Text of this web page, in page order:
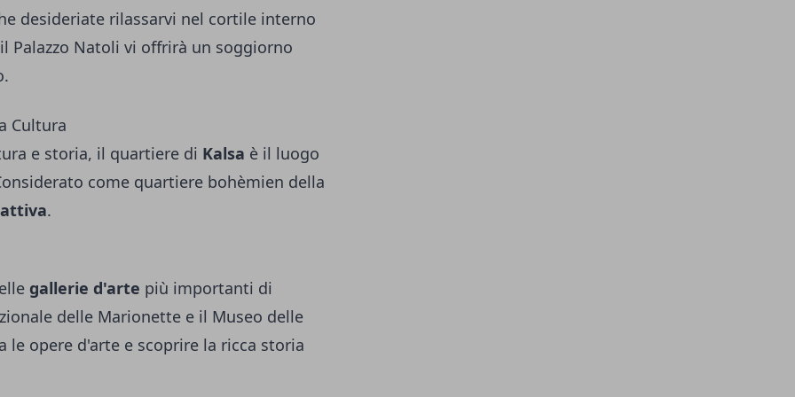
desideriate rilassarvi nel cortile interno
Palazzo Natoli vi offrirà un soggiorno
Cultura
e storia, il quartiere di Kalsa è il luogo
come quartiere bohèmien della
.
gallerie d'arte più importanti di
delle Marionette e il Museo delle
le opere d'arte e scoprire la ricca storia